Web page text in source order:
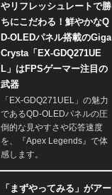
やリフレッシュレートで勝
ちにこだわる！鮮やかなQ
D-OLEDパネル搭載のGiga
Crysta「EX-GDQ271UE
L」はFPSゲーマー注目の
武器
「EX-GDQ271UEL」の魅力
であるQD-OLEDパネルの圧
倒的な見やすさや応答速度
を、『Apex Legends』で体
感します。
「まずやってみる」がアー